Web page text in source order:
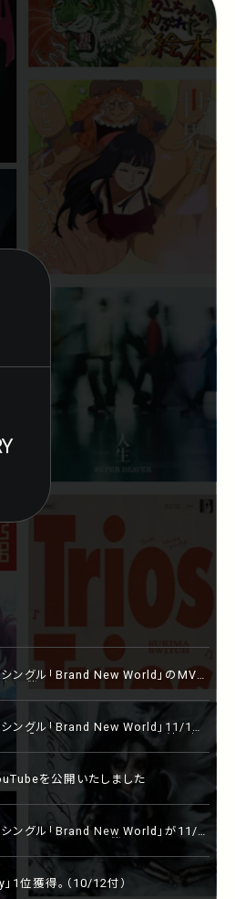
ングル「Brand New World」のMV
開催！
ングル「Brand New World」11/1配
「ザ・ナイトテン４」にも出演！豪
を公開いたしました
ングル「Brand New World」が11/1
・イベントも開催。
1位獲得。（10/12付）